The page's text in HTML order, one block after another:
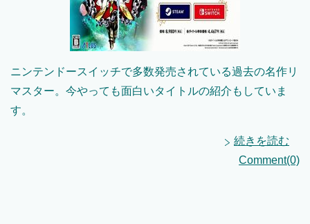
ニンテンドースイッチで多数発売されている過去の名作リ
マスター。今やっても面白いタイトルの紹介もしていま
す。
続きを読む
Comment(0)